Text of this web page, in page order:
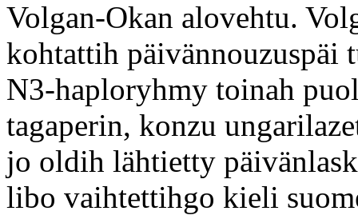
Volgan-Okan alovehtu.
kohtattih päivännouzuspäi
N3-haploryhmy toinah
tagaperin, konzu
jo oldih lähtietty
libo vaihtettihgo kieli